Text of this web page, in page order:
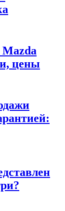
цены